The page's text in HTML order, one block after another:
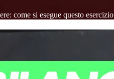
come si esegue questo esercizio